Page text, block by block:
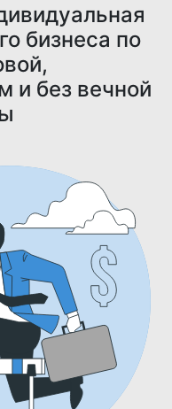
бизнеса по
и без вечной